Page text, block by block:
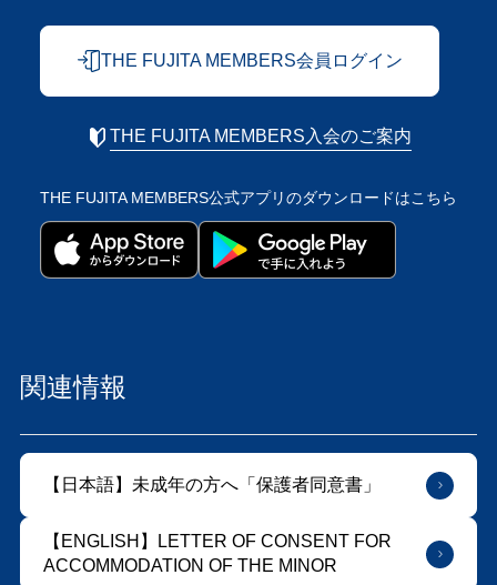
THE FUJITA MEMBERS会員ログイン
THE FUJITA MEMBERS入会のご案内
THE FUJITA MEMBERS公式アプリのダウンロードはこちら
関連情報
【日本語】未成年の方へ「保護者同意書」
【ENGLISH】LETTER OF CONSENT FOR
ACCOMMODATION OF THE MINOR